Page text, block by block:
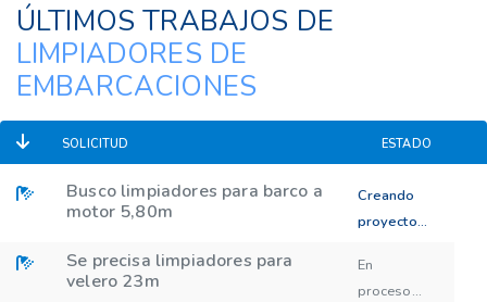
ÚLTIMOS TRABAJOS DE
LIMPIADORES DE
EMBARCACIONES
SOLICITUD ESTADO
Busco limpiadores para barco a
motor 5,80m
Creando
proyecto...
Se precisa limpiadores para
velero 23m
En
proceso...